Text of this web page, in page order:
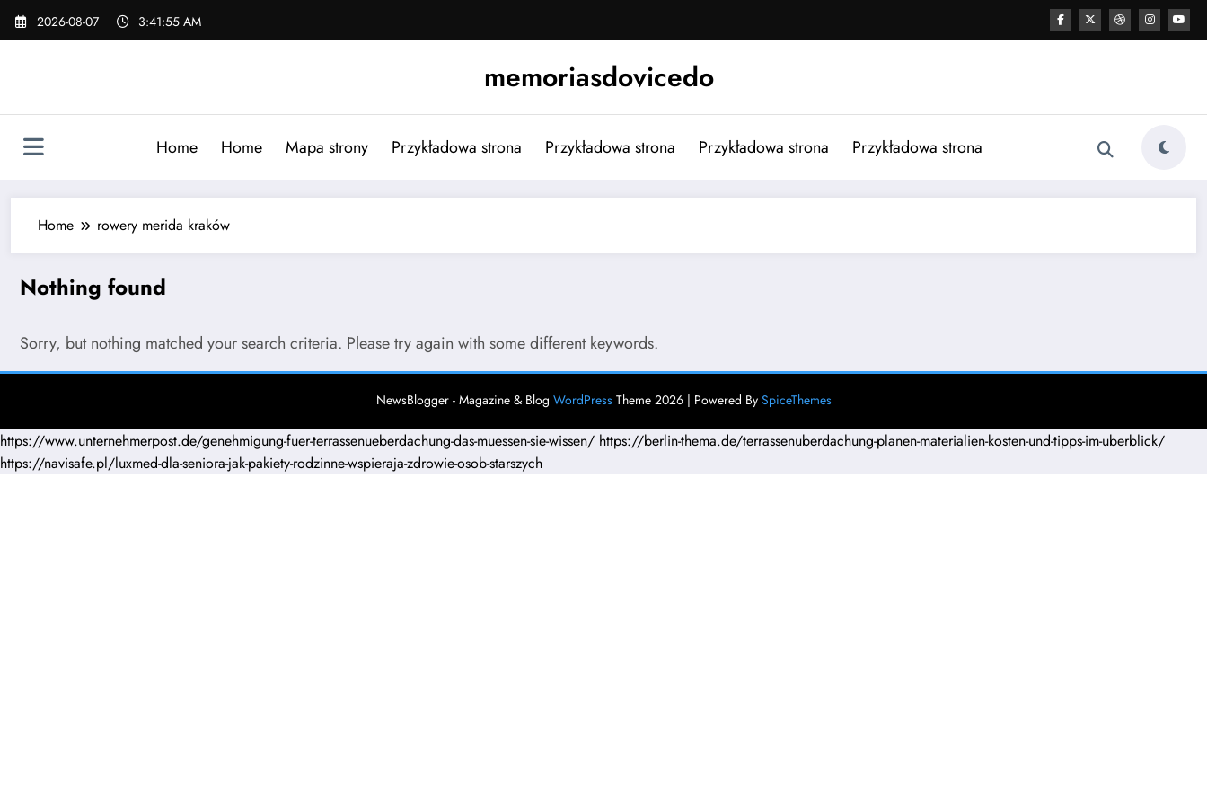
Skip
2026-08-07 3:41:55 AM
memoriasdovicedo
Home Home Mapa strony Przykładowa strona Przykładowa strona Przykładowa strona Przykładowa strona
Home rowery merida kraków
Nothing found
Sorry, but nothing matched your search criteria. Please try again with some different keywords.
NewsBlogger - Magazine & Blog WordPressTheme 2026 | Powered By SpiceThemes
https://www.unternehmerpost.de/genehmigung-fuer-terrassenueberdachung-das-muessen-sie-wissen/ https://berlin-thema.de/terrassenuberdachung-planen-materialien-kosten-und-tipps-im-uberblick/
https://navisafe.pl/luxmed-dla-seniora-jak-pakiety-rodzinne-wspieraja-zdrowie-osob-starszych